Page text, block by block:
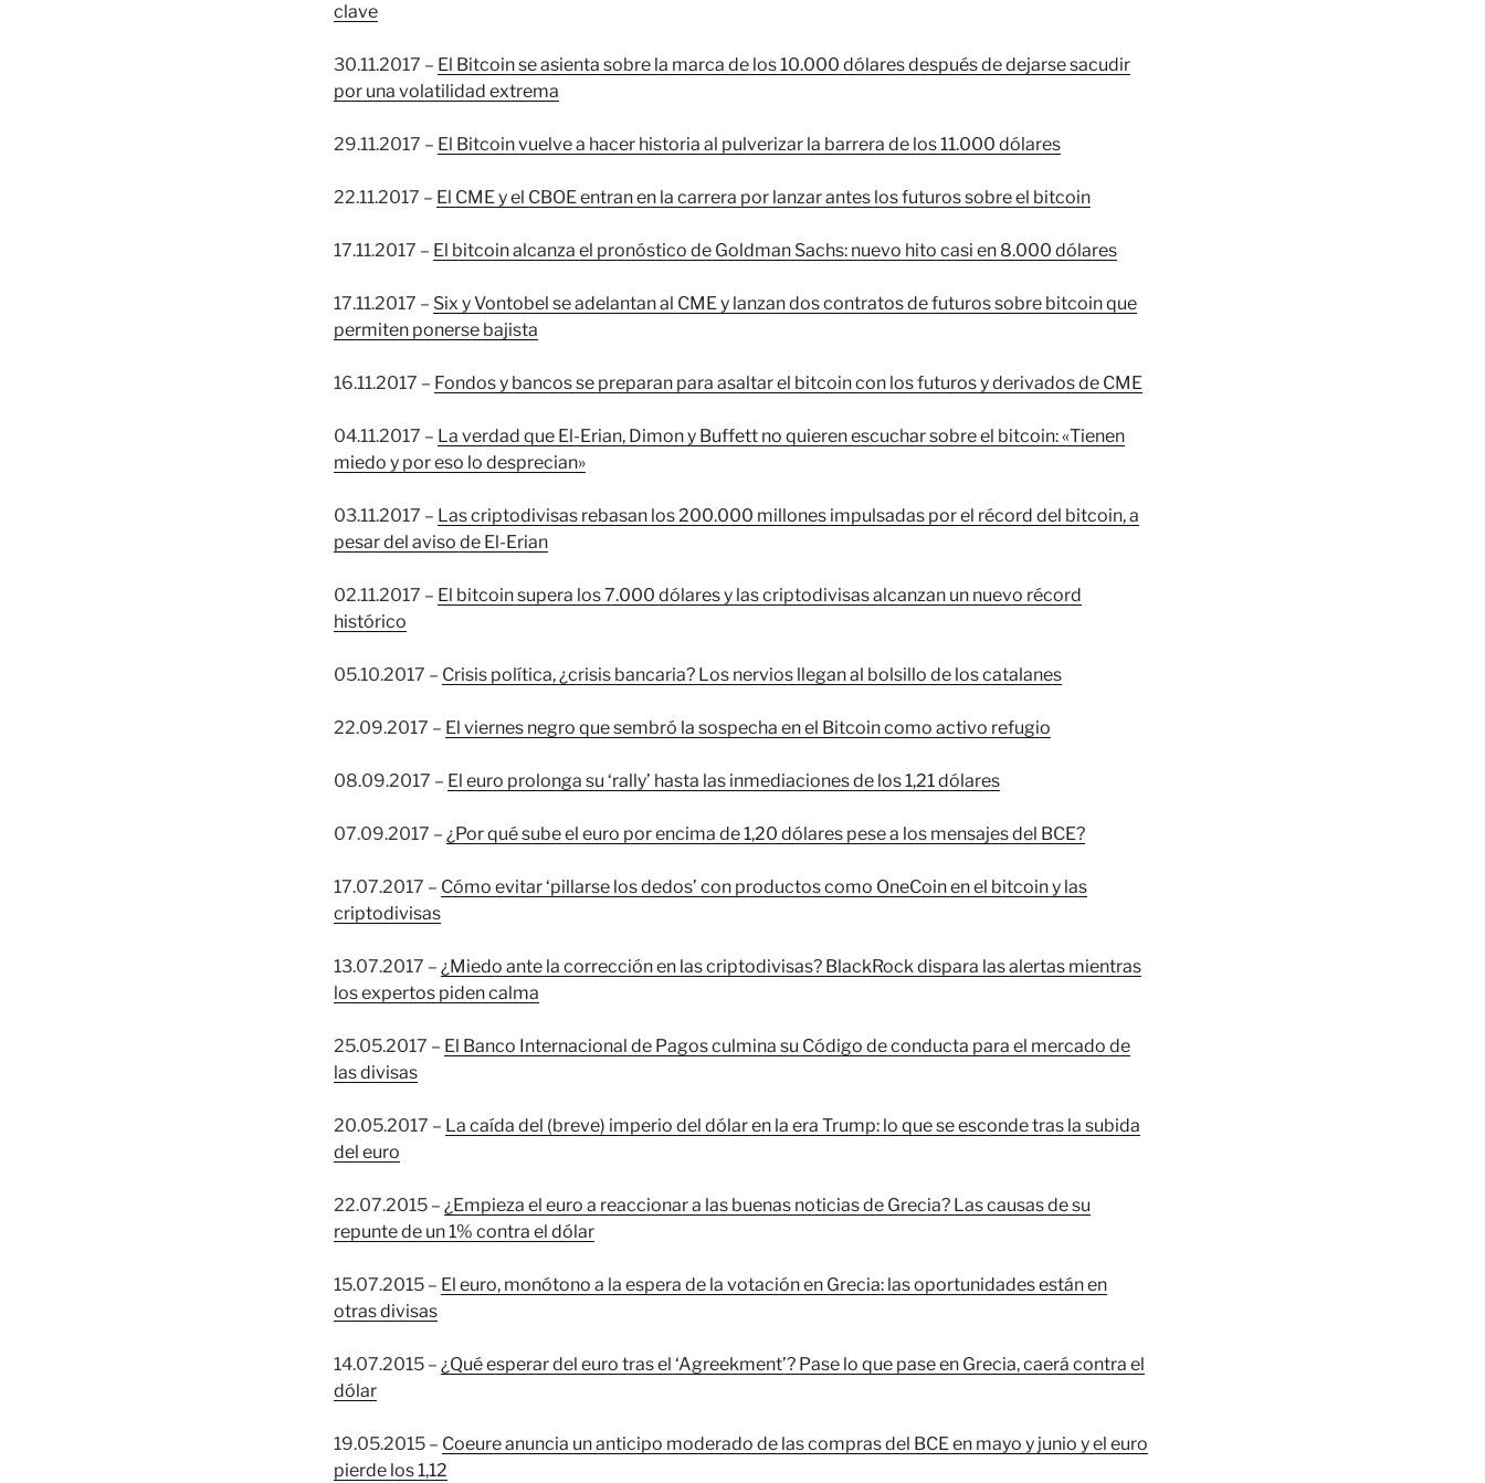
clave
30.11.2017 – El Bitcoin se asienta sobre la marca de los 10.000 dólares después de dejarse sacudir
por una volatilidad extrema
29.11.2017 – El Bitcoin vuelve a hacer historia al pulverizar la barrera de los 11.000 dólares
22.11.2017 – El CME y el CBOE entran en la carrera por lanzar antes los futuros sobre el bitcoin
17.11.2017 – El bitcoin alcanza el pronóstico de Goldman Sachs: nuevo hito casi en 8.000 dólares
17.11.2017 – Six y Vontobel se adelantan al CME y lanzan dos contratos de futuros sobre bitcoin que
permiten ponerse bajista
16.11.2017 – Fondos y bancos se preparan para asaltar el bitcoin con los futuros y derivados de CME
04.11.2017 – La verdad que El-Erian, Dimon y Buffett no quieren escuchar sobre el bitcoin: «Tienen
miedo y por eso lo desprecian»
03.11.2017 – Las criptodivisas rebasan los 200.000 millones impulsadas por el récord del bitcoin, a
pesar del aviso de El-Erian
02.11.2017 – El bitcoin supera los 7.000 dólares y las criptodivisas alcanzan un nuevo récord
histórico
05.10.2017 – Crisis política, ¿crisis bancaria? Los nervios llegan al bolsillo de los catalanes
22.09.2017 – El viernes negro que sembró la sospecha en el Bitcoin como activo refugio
08.09.2017 – El euro prolonga su ‘rally’ hasta las inmediaciones de los 1,21 dólares
07.09.2017 – ¿Por qué sube el euro por encima de 1,20 dólares pese a los mensajes del BCE?
17.07.2017 – Cómo evitar ‘pillarse los dedos’ con productos como OneCoin en el bitcoin y las
criptodivisas
13.07.2017 – ¿Miedo ante la corrección en las criptodivisas? BlackRock dispara las alertas mientras
los expertos piden calma
25.05.2017 – El Banco Internacional de Pagos culmina su Código de conducta para el mercado de
las divisas
20.05.2017 – La caída del (breve) imperio del dólar en la era Trump: lo que se esconde tras la subida
del euro
22.07.2015 – ¿Empieza el euro a reaccionar a las buenas noticias de Grecia? Las causas de su
repunte de un 1% contra el dólar
15.07.2015 – El euro, monótono a la espera de la votación en Grecia: las oportunidades están en
otras divisas
14.07.2015 – ¿Qué esperar del euro tras el ‘Agreekment’? Pase lo que pase en Grecia, caerá contra el
dólar
19.05.2015 – Coeure anuncia un anticipo moderado de las compras del BCE en mayo y junio y el euro
pierde los 1,12